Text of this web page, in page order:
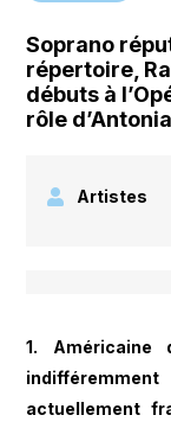
Soprano
répertoire,
débuts à
rôle
Artistes
1. Américaine
actuellement